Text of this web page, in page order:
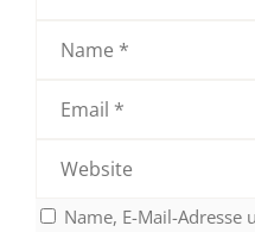
Name, E-Mail-